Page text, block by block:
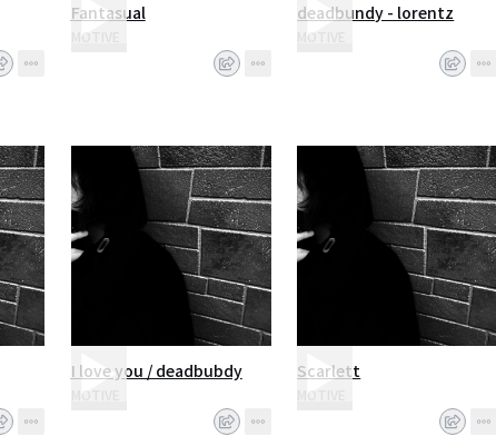
Fantasual
MOTIVE
deadbundy - lorentz
MOTIVE
I love you / deadbubdy
MOTIVE
Scarlett
MOTIVE